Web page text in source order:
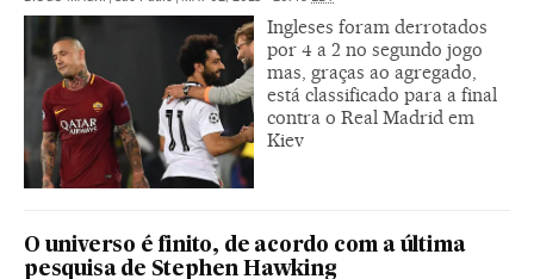
Ingleses foram derrotados
por 4 a 2 no segundo jogo
mas, graças ao agregado,
está classificado para a final
contra o Real Madrid em
Kiev
O universo é finito, de acordo com a última
pesquisa de Stephen Hawking